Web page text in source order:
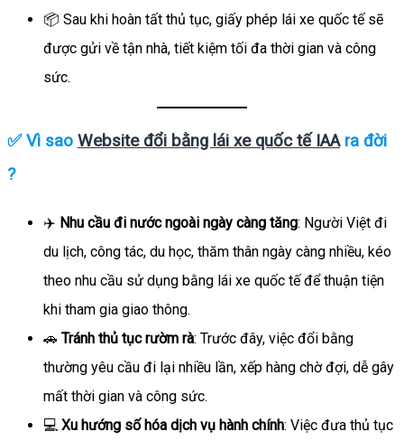
📦 Sau khi hoàn tất thủ tục, giấy phép lái xe quốc tế sẽ
được gửi về tận nhà, tiết kiệm tối đa thời gian và công
sức.
✅ Vì sao Website đổi bằng lái xe quốc tế IAAra đời
?
✈️ Nhu cầu đi nước ngoài ngày càng tăng: Người Việt đi
du lịch, công tác, du học, thăm thân ngày càng nhiều, kéo
theo nhu cầu sử dụng bằng lái xe quốc tế để thuận tiện
khi tham gia giao thông.
🚗 Tránh thủ tục rườm rà: Trước đây, việc đổi bằng
thường yêu cầu đi lại nhiều lần, xếp hàng chờ đợi, dễ gây
mất thời gian và công sức.
💻 Xu hướng số hóa dịch vụ hành chính: Việc đưa thủ tục